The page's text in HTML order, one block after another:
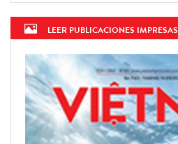
LEER PUBLICACIONES IMPRESAS